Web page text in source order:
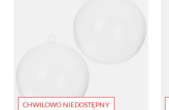
CHWILOWO NIEDOSTĘPNY